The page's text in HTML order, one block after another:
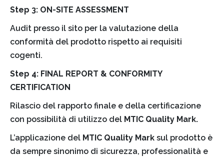
Step 3: ON-SITE ASSESSMENT
Audit presso il sito per la valutazione della
conformità del prodotto rispetto ai requisiti
cogenti.
Step 4: FINAL REPORT & CONFORMITY
CERTIFICATION
Rilascio del rapporto finale e della certificazione
con possibilità di utilizzo del MTIC Quality Mark.
L’applicazione del MTIC Quality Mark sul prodotto è
da sempre sinonimo di sicurezza, professionalità e